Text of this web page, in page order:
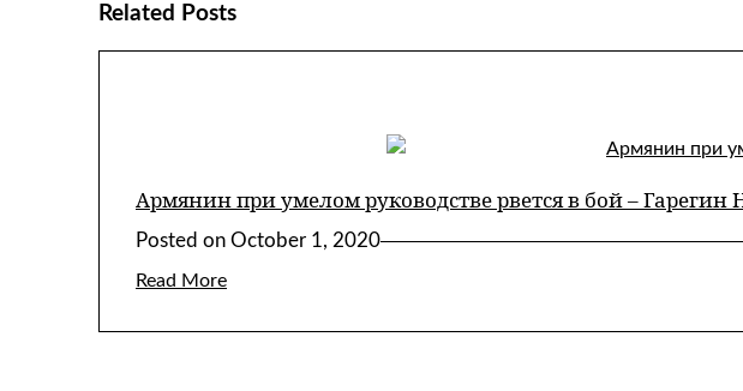
Related Posts
Армянин при умелом руководстве рвется в бой – Гарегин
Posted on October 1, 2020
Read More